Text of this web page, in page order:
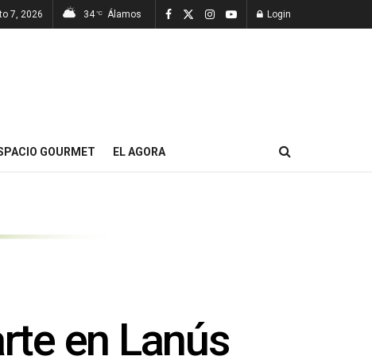
7, 2026 34 °C Álamos Login
GOURMET EL AGORA
en Lanús